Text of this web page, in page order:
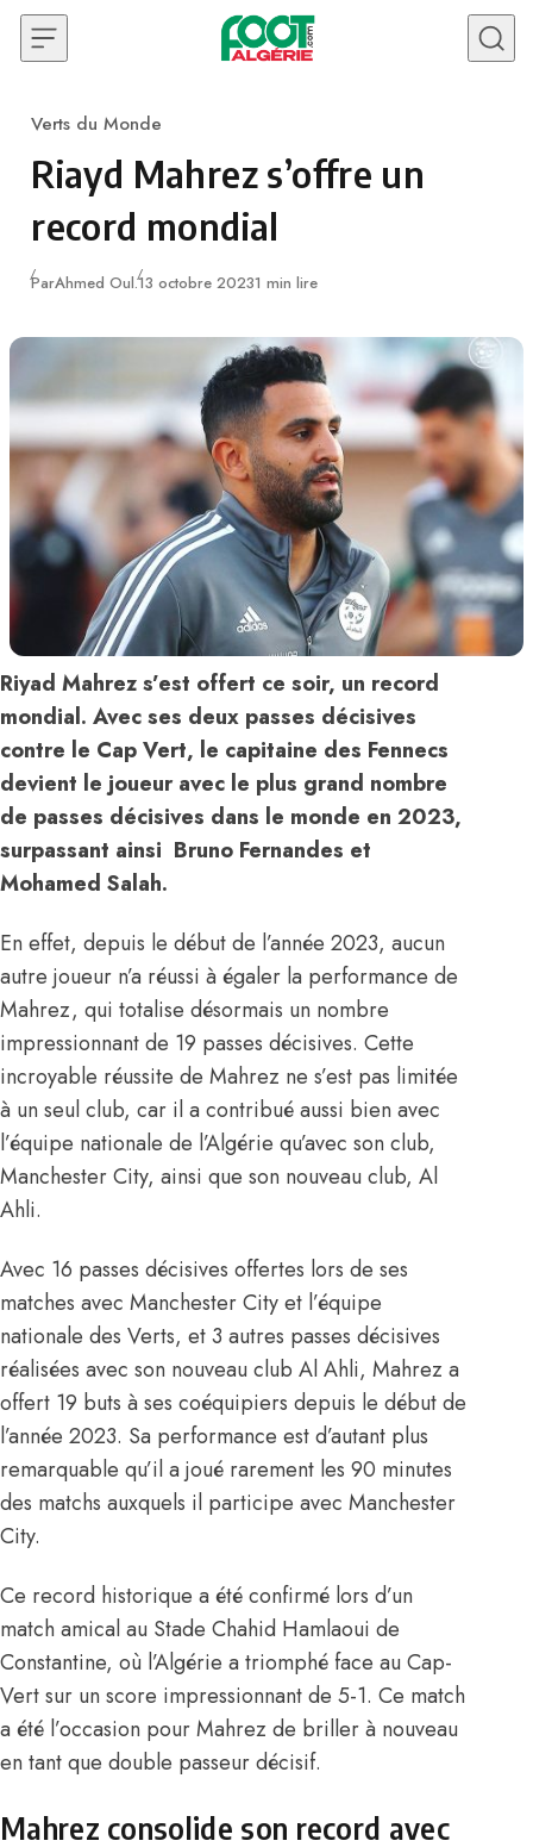
Skip to content
Category
Verts du Monde
Riayd Mahrez s’offre un
record mondial
ParAhmed Oul.Publié
13 octobre 20231 min lire
Riyad Mahrez s’est offert ce soir, un record
mondial. Avec ses deux passes décisives
contre le Cap Vert, le capitaine des Fennecs
devient le joueur avec le plus grand nombre
de passes décisives dans le monde en 2023,
surpassant ainsi Bruno Fernandes et
Mohamed Salah.
En effet, depuis le début de l’année 2023, aucun
autre joueur n’a réussi à égaler la performance de
Mahrez, qui totalise désormais un nombre
impressionnant de 19 passes décisives. Cette
incroyable réussite de Mahrez ne s’est pas limitée
à un seul club, car il a contribué aussi bien avec
l’équipe nationale de l’Algérie qu’avec son club,
Manchester City, ainsi que son nouveau club, Al
Ahli.
Avec 16 passes décisives offertes lors de ses
matches avec Manchester City et l’équipe
nationale des Verts, et 3 autres passes décisives
réalisées avec son nouveau club Al Ahli, Mahrez a
offert 19 buts à ses coéquipiers depuis le début de
l’année 2023. Sa performance est d’autant plus
remarquable qu’il a joué rarement les 90 minutes
des matchs auxquels il participe avec Manchester
City.
Ce record historique a été confirmé lors d’un
match amical au Stade Chahid Hamlaoui de
Constantine, où l’Algérie a triomphé face au Cap-
Vert sur un score impressionnant de 5-1. Ce match
a été l’occasion pour Mahrez de briller à nouveau
en tant que double passeur décisif.
Mahrez consolide son record avec